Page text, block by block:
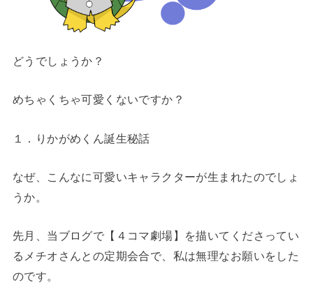
どうでしょうか？
めちゃくちゃ可愛くないですか？
１．りかがめくん誕生秘話
なぜ、こんなに可愛いキャラクターが生まれたのでしょ
うか。
先月、当ブログで【４コマ劇場】を描いてくださってい
るメチオさんとの定期会合で、私は無理なお願いをした
のです。